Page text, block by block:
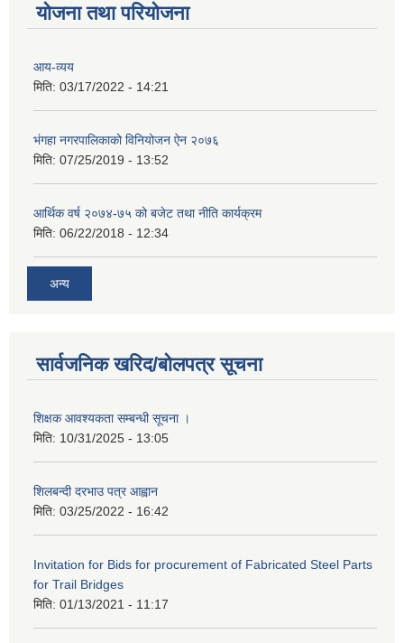
योजना तथा परियोजना
आय-व्यय
मिति: 03/17/2022 - 14:21
भंगहा नगरपालिकाको विनियोजन ऐन २०७६
मिति: 07/25/2019 - 13:52
आर्थिक वर्ष २०७४-७५ को बजेट तथा नीति कार्यक्रम
मिति: 06/22/2018 - 12:34
अन्य
सार्वजनिक खरिद/बोलपत्र सूचना
शिक्षक आवश्यकता सम्बन्धी सूचना ।
मिति: 10/31/2025 - 13:05
शिलबन्दी दरभाउ पत्र आह्वान
मिति: 03/25/2022 - 16:42
Invitation for Bids for procurement of Fabricated Steel Parts
for Trail Bridges
मिति: 01/13/2021 - 11:17